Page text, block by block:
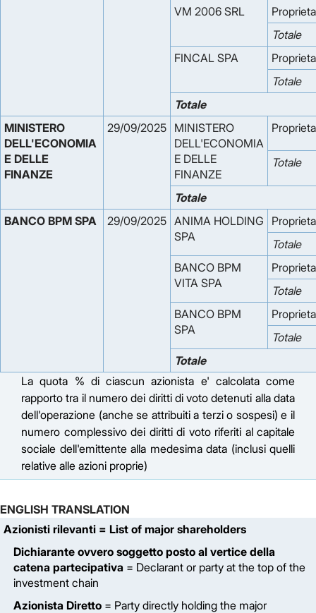
VM 2006 SRL
Totale
FINCAL SPA
Totale
Totale
MINISTERO
DELL'ECONOMIA
E DELLE
FINANZE
29/09/2025 MINISTERO
DELL'ECONOMIA
E DELLE
FINANZE
Totale
Totale
BANCO BPM SPA
29/09/2025 ANIMA HOLDING
SPA
Totale
BANCO BPM
VITA SPA
Totale
BANCO BPM
SPA
Totale
Totale
La quota % di ciascun azionista e' calcolata come
rapporto tra il numero dei diritti di voto detenuti alla data
dell'operazione (anche se attribuiti a terzi o sospesi) e il
numero complessivo dei diritti di voto riferiti al capitale
sociale dell'emittente alla medesima data (inclusi quelli
relative alle azioni proprie)
ENGLISH TRANSLATION
Azionisti rilevanti = List of major shareholders
Dichiarante ovvero soggetto posto al vertice della
catena partecipativa = Declarant or party at the top of the
investment chain
Azionista Diretto = Party directly holding the major